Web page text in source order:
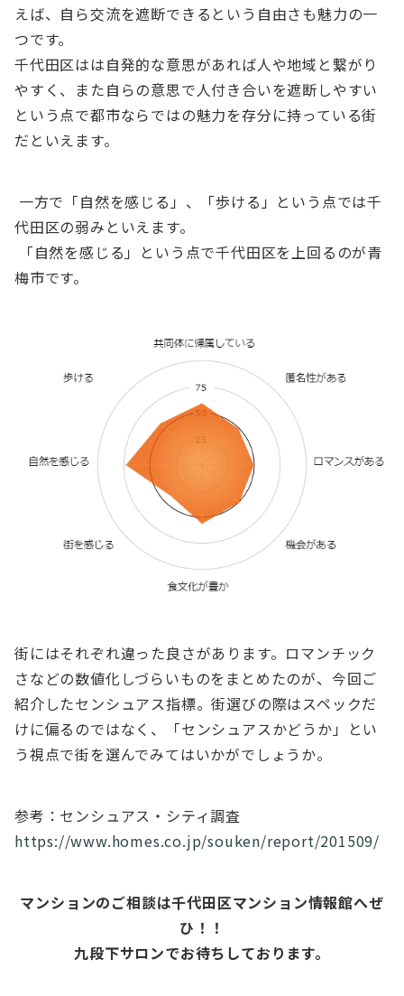
えば、自ら交流を遮断できるという自由さも魅力の一
つです。
千代田区はは自発的な意思があれば人や地域と繋がり
やすく、また自らの意思で人付き合いを遮断しやすい
という点で都市ならではの魅力を存分に持っている街
だといえます。
一方で「自然を感じる」、「歩ける」という点では千
代田区の弱みといえます。
「自然を感じる」という点で千代田区を上回るのが青
梅市です。
街にはそれぞれ違った良さがあります。ロマンチック
さなどの数値化しづらいものをまとめたのが、今回ご
紹介したセンシュアス指標。街選びの際はスペックだ
けに偏るのではなく、「センシュアスかどうか」とい
う視点で街を選んでみてはいかがでしょうか。
参考：センシュアス・シティ調査
https://www.homes.co.jp/souken/report/201509/
マンションのご相談は千代田区マンション情報館へぜ
ひ！！
九段下サロンでお待ちしております。